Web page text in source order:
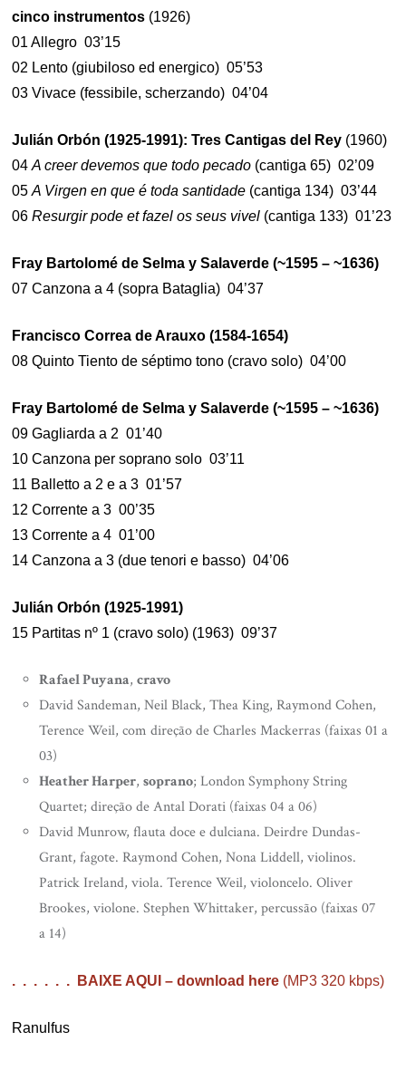
cinco instrumentos (1926)
01 Allegro 03’15
02 Lento (giubiloso ed energico) 05’53
03 Vivace (fessibile, scherzando) 04’04
Julián Orbón (1925-1991): Tres Cantigas del Rey (1960)
04A creer devemos que todo pecado (cantiga 65) 02’09
05A Virgen en que é toda santidade (cantiga 134) 03’44
06Resurgir pode et fazel os seus vivel (cantiga 133) 01’23
Fray Bartolomé de Selma y Salaverde (~1595 – ~1636)
07 Canzona a 4 (sopra Bataglia) 04’37
Francisco Correa de Arauxo (1584-1654)
08 Quinto Tiento de séptimo tono (cravo solo) 04’00
Fray Bartolomé de Selma y Salaverde (~1595 – ~1636)
09 Gagliarda a 2 01’40
10 Canzona per soprano solo 03’11
11 Balletto a 2 e a 3 01’57
12 Corrente a 3 00’35
13 Corrente a 4 01’00
14 Canzona a 3 (due tenori e basso) 04’06
Julián Orbón (1925-1991)
15 Partitas nº 1 (cravo solo) (1963) 09’37
Rafael Puyana,cravo
David Sandeman, Neil Black, Thea King, Raymond Cohen,
Terence Weil, com direção de Charles Mackerras (faixas 01 a
03)
Heather Harper,soprano; London Symphony String
Quartet; direção de Antal Dorati (faixas 04 a 06)
David Munrow, flauta doce e dulciana. Deirdre Dundas-
Grant, fagote. Raymond Cohen, Nona Liddell, violinos.
Patrick Ireland, viola. Terence Weil, violoncelo. Oliver
Brookes, violone. Stephen Whittaker, percussão (faixas 07
a 14)
. . . . . . BAIXE AQUI – download here (MP3 320 kbps)
Ranulfus